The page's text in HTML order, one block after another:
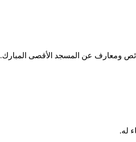
ومعارف عن المسجد الأقصى المبارك.
له.